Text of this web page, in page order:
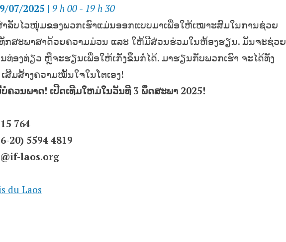
07/2025 | 9 h 00 - 19 h 30
ລັບໄວໜຸ່ມຂອງພວກເຮົາແມ່ນອອກແບບມາເພື່ອໃຫ້ເໝາະສົມໃນການຊ່ວຍ
ກສະພາສາດ້ວຍຄວາມມ່ວນ ແລະ ໃຫ້ມີສ່ວນຮ່ວມໃນຫ້ອງຮຽນ. ມັນຈະຊ່ວຍ
ທ່ອງທ່ຽວ ຫຼືຈະຮຽນເພື່ອໃຫ້ເກັ່ງຂຶ້ນກໍ່ໄດ້. ມາຮຽນກັບພວກເຮົາ ຈະໄດ້ທັງ
ສີມສ້າງຄວາມໝັ້ນໃຈໃນໂຕເອງ!
ຄວນພາດ! ເປີດເທີມໃຫມ່ໃນວັນທີ 3 ພຶດສະພາ 2025!
764
20) 5594 4819
laos.org
du Laos